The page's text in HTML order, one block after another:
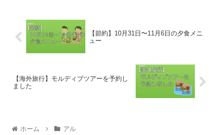
【節約】10月31日〜11月6日の夕食メニ
ュー
【海外旅行】モルディブツアーを予約し
ました
ホーム アル